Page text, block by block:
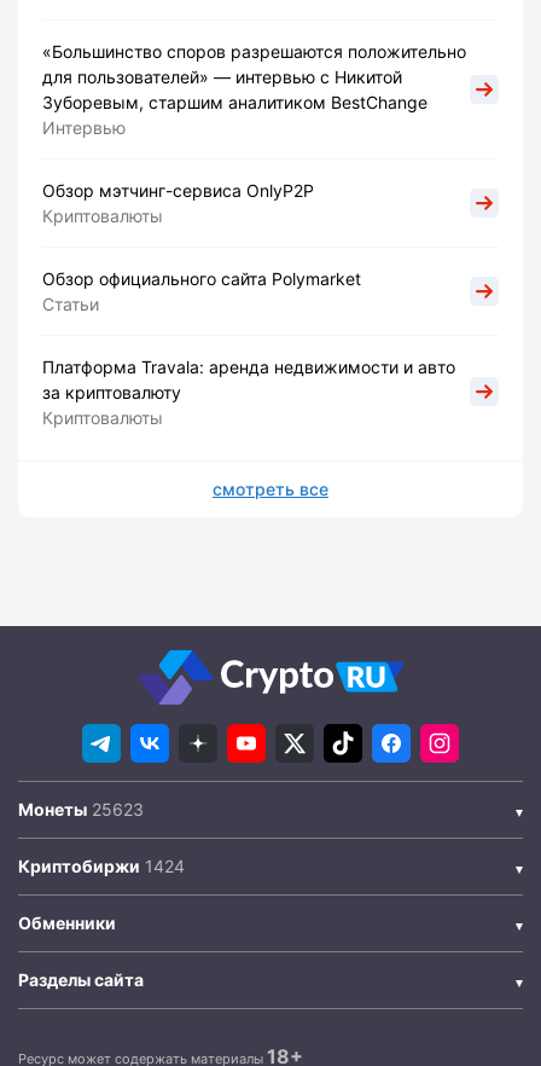
«Большинство споров разрешаются положительно
для пользователей» — интервью с Никитой
Зуборевым, старшим аналитиком BestChange
Интервью
Обзор мэтчинг-сервиса OnlyP2P
Криптовалюты
Обзор официального сайта Polymarket
Статьи
Платформа Travala: аренда недвижимости и авто
за криптовалюту
Криптовалюты
смотреть все
Монеты
Криптобиржи
Обменники
Разделы сайта
Ресурс может содержать материалы 18+